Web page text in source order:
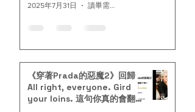
2025年7月31日
《穿著Prada的惡魔2》回歸｜
All right, everyone. Gird
your loins. 這句你真的會翻